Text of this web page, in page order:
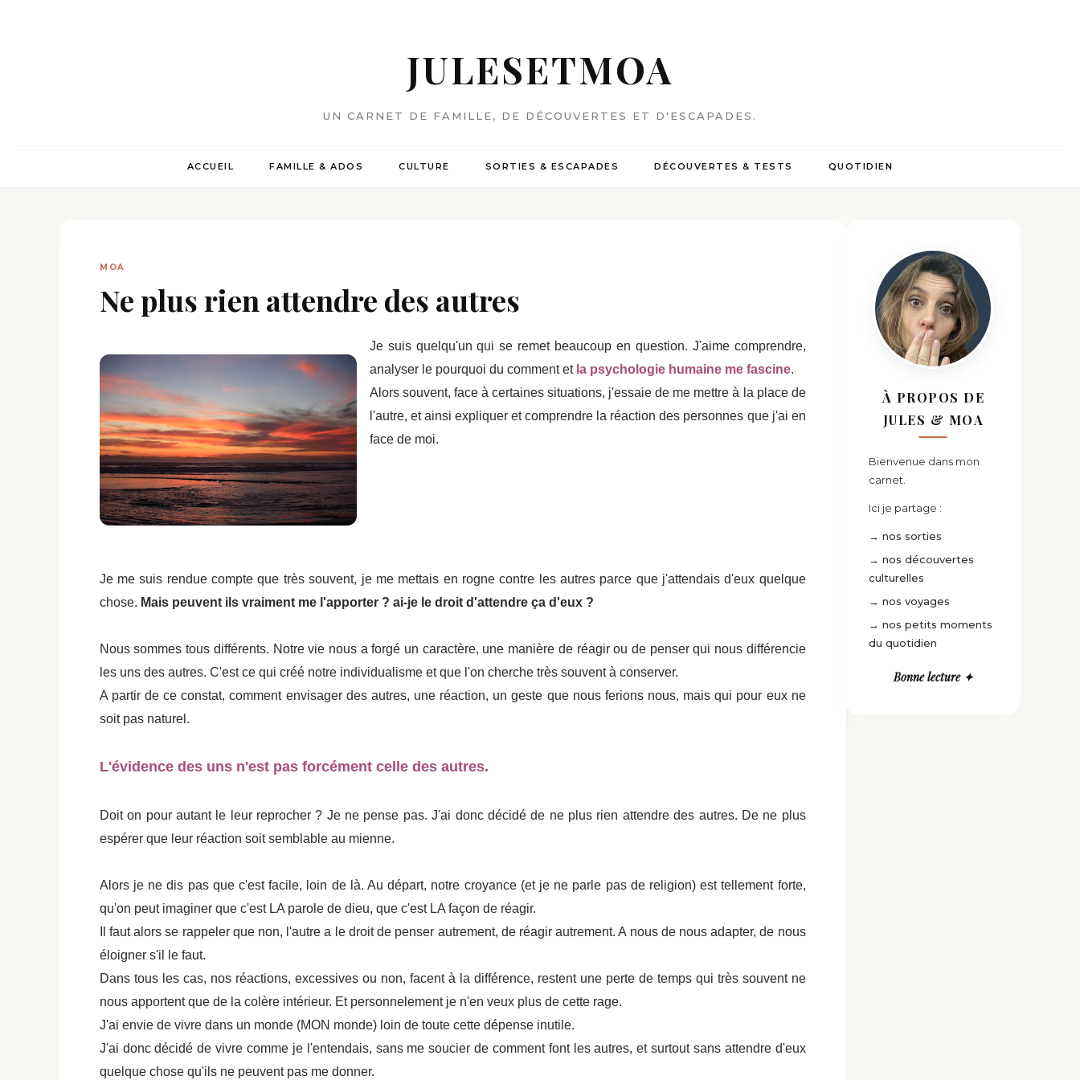
JULESETMOA
UN CARNET DE FAMILLE, DE DÉCOUVERTES ET D'ESCAPADES.
ACCUEIL FAMILLE & ADOS CULTURE SORTIES & ESCAPADES DÉCOUVERTES & TESTS QUOTIDIEN
MOA
Ne plus rien attendre des autres
Je suis quelqu'un qui se remet beaucoup en question. J'aime comprendre,
analyser le pourquoi du comment et la psychologie humaine me fascine.
Alors souvent, face à certaines situations, j'essaie de me mettre à la place de
l'autre, et ainsi expliquer et comprendre la réaction des personnes que j'ai en
face de moi.
Je me suis rendue compte que très souvent, je me mettais en rogne contre les autres parce que j'attendais d'eux quelque
chose. Mais peuvent ils vraiment me l'apporter ? ai-je le droit d'attendre ça d'eux ?
Nous sommes tous différents. Notre vie nous a forgé un caractère, une manière de réagir ou de penser qui nous différencie
les uns des autres. C'est ce qui créé notre individualisme et que l'on cherche très souvent à conserver.
A partir de ce constat, comment envisager des autres, une réaction, un geste que nous ferions nous, mais qui pour eux ne
soit pas naturel.
L'évidence des uns n'est pas forcément celle des autres.
Doit on pour autant le leur reprocher ? Je ne pense pas.J'ai donc décidé de ne plus rien attendre des autres. De ne plus
espérer que leur réaction soit semblable au mienne.
Alors je ne dis pas que c'est facile, loin de là. Au départ, notre croyance (et je ne parle pas de religion) est tellement forte,
qu'on peut imaginer que c'est LA parole de dieu, que c'est LA façon de réagir.
Il faut alors se rappeler que non, l'autre a le droit de penser autrement, de réagir autrement. A nous de nous adapter, de nous
éloigner s'il le faut.
Dans tous les cas, nos réactions, excessives ou non, facent à la différence, restent une perte de temps qui très souvent ne
nous apportent que de la colère intérieur. Et personnelement je n'en veux plus de cette rage.
J'ai envie de vivre dans un monde (MON monde) loin de toute cette dépense inutile.
J'ai donc décidé de vivre comme je l'entendais, sans me soucier de comment font les autres, et surtout sans attendre d'eux
quelque chose qu'ils ne peuvent pas me donner.
À PROPOS DE
JULES & MOA
Bienvenue dans mon
carnet.
Ici je partage :
→ nos sorties
→ nos découvertes
culturelles
→ nos voyages
→ nos petits moments
du quotidien
Bonne lecture ✦